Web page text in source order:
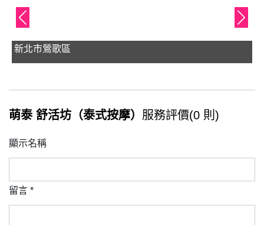
新北市鶯歌區
萌泰 舒活坊（泰式按摩） 服務評價(0 則)
顯示名稱
留言 *